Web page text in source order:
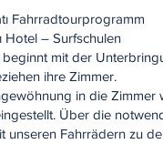
Fahrradtourprogramm
Hotel – Surfschulen
mit der
ihre Zimmer.
in die
Über die
unseren Fahrrädern zu